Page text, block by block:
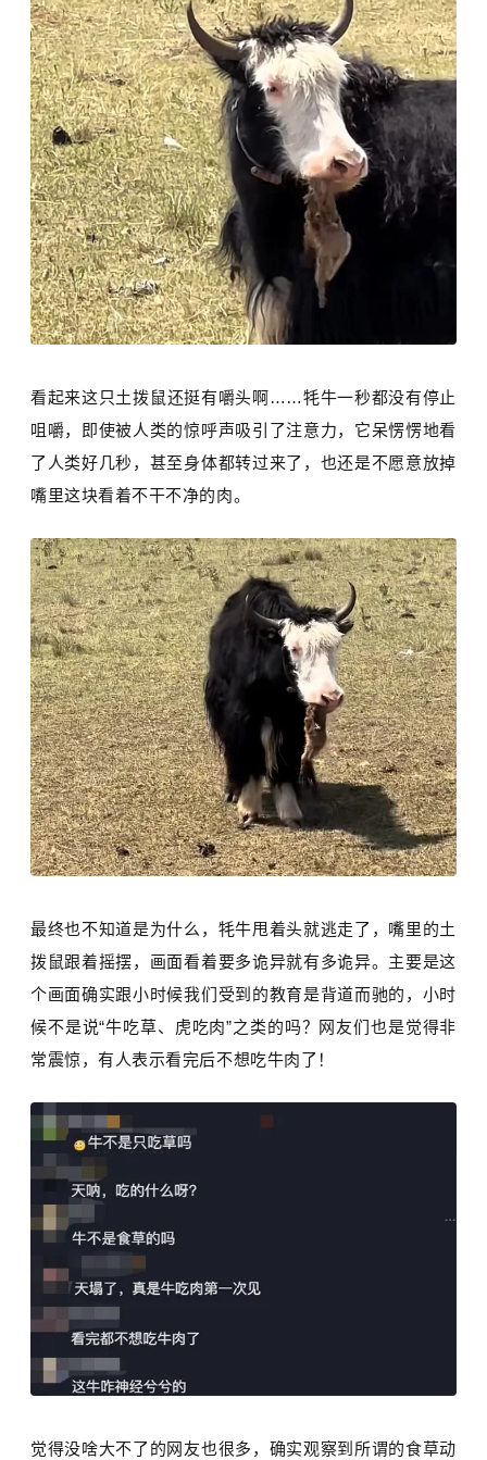
看起来这只土拨鼠还挺有嚼头啊……牦牛一秒都没有停止
咀嚼，即使被人类的惊呼声吸引了注意力，它呆愣愣地看
了人类好几秒，甚至身体都转过来了，也还是不愿意放掉
嘴里这块看着不干不净的肉。
最终也不知道是为什么， 牦牛甩着头就逃走了，嘴里的土
拨鼠跟着摇摆，画面看着要多诡异就有多诡异。主要是这
个画面确实跟小时候我们受到的教育是背道而驰的，小时
候不是说“牛吃草、虎吃肉”之类的吗？网友们也是觉得非
常震惊，有人表示看完后不想吃牛肉了！
觉得没啥大不了的网友也很多，确实观察到所谓的食草动